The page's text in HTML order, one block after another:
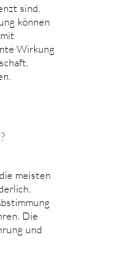
sind.
können
Wirkung
meisten
Die
und